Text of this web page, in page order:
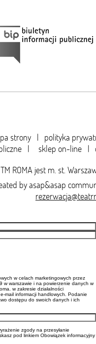
strony | polityka
| sklep on-line |
ROMA jest m. st.
byasap&asap
w celach marketingowych przez
w warszawie i na powierzenie danych w
w zakresie działalności
mail informacji handlowych. Podanie
dostępu do swoich danych i ich
zgody na przesyłanie
pod linkiem Obowiązek informacyjny